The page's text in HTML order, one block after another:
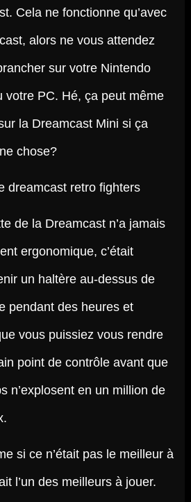
Cela ne fonctionne qu’avec
alors ne vous attendez
sur votre Nintendo
votre PC. Hé, ça peut même
la Dreamcast Mini si ça
chose?
de la Dreamcast n’a jamais
ergonomique, c’était
un haltère au-dessus de
pendant des heures et
vous puissiez vous rendre
point de contrôle avant que
n’explosent en un million de
si ce n’était pas le meilleur à
l’un des meilleurs à jouer.